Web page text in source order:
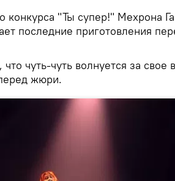
конкурса "Ты супер!" Мехрона
последние приготовления
чуть-чуть волнуется за свое
жюри.